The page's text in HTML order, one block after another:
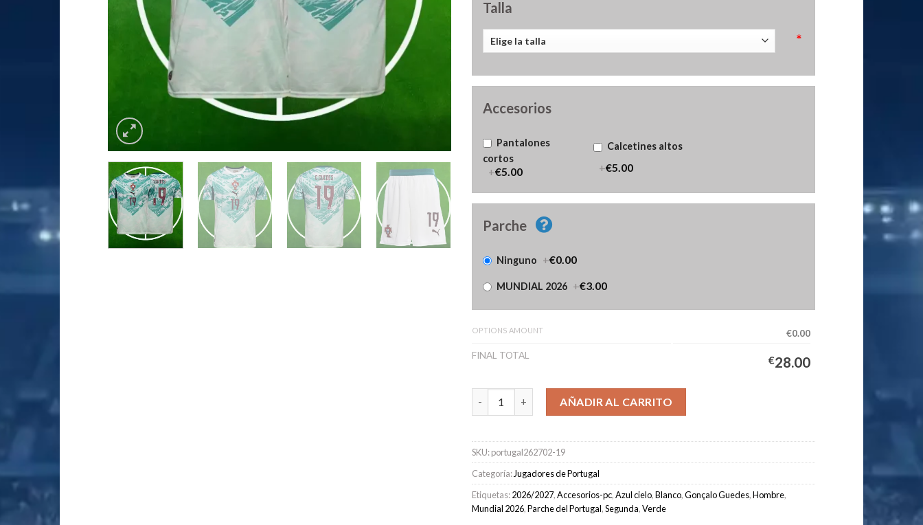
Talla
*
Accesorios
Pantalones
cortos
+€5.00
Calcetines altos
+€5.00
Parche
Ninguno +€0.00
MUNDIAL 2026 +€3.00
OPTIONS AMOUNT
€0.00
FINAL TOTAL
€28.00
Camiseta Portugal Segunda Equipación Hombre 2026/2027 - G.GUEDES #19 cantidad
AÑADIR AL CARRITO
SKU:portugal262702-19
Categoría: Jugadores de Portugal
Etiquetas:2026/2027,Accesorios-pc,Azul cielo,Blanco,Gonçalo Guedes,Hombre,
Mundial 2026,Parche del Portugal,Segunda,Verde